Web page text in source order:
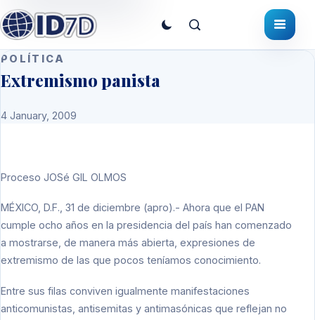
POLÍTICA
Extremismo panista
4 January, 2009
Proceso JOSé GIL OLMOS
MÉXICO, D.F., 31 de diciembre (apro).- Ahora que el PAN
cumple ocho años en la presidencia del país han comenzado
a mostrarse, de manera más abierta, expresiones de
extremismo de las que pocos teníamos conocimiento.
Entre sus filas conviven igualmente manifestaciones
anticomunistas, antisemitas y antimasónicas que reflejan no